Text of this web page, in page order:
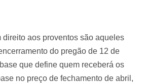
direito aos proventos são aqueles
do pregão de 12 de
que define quem receberá os
no preço de fechamento de abril,